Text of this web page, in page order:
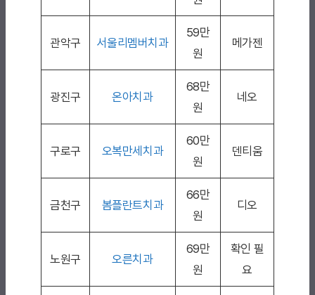
관악구 서울리멤버치과
59만
원
메가젠
광진구 온아치과
68만
원
네오
구로구 오복만세치과
60만
원
덴티움
금천구 봄플란트치과
66만
원
디오
노원구 오른치과
69만
원
확인 필
요